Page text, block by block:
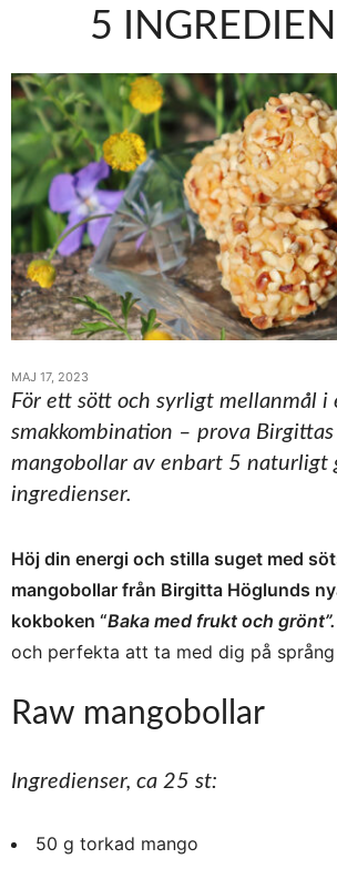
5
MAJ 17, 2023
För ett sött och syrligt mellanmål i
smakkombination – prova Birgittas
mangobollar av enbart 5 naturligt
ingredienser.
Höj din energi och stilla suget med
mangobollar från Birgitta Höglunds
kokboken “Baka med frukt och grönt”.
och perfekta att ta med dig på
Raw mangobollar
Ingredienser, ca 25 st:
50 g torkad mango